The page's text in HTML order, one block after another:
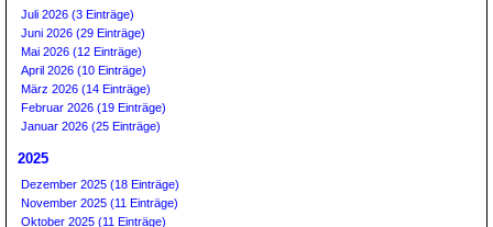
Juli 2026 (3 Einträge)
Juni 2026 (29 Einträge)
Mai 2026 (12 Einträge)
April 2026 (10 Einträge)
März 2026 (14 Einträge)
Februar 2026 (19 Einträge)
Januar 2026 (25 Einträge)
2025
Dezember 2025 (18 Einträge)
November 2025 (11 Einträge)
Oktober 2025 (11 Einträge)